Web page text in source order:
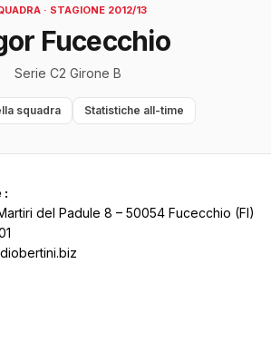
· STAGIONE 2012/13
Fucecchio
Serie C2 Girone B
squadra Statistiche all-time
:
del Padule 8 – 50054 Fucecchio (FI)